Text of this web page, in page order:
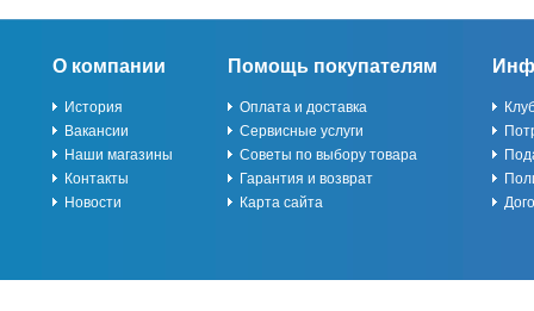
О компании
История
Вакансии
Наши магазины
Контакты
Новости
Помощь покупателям
Оплата и доставка
Сервисные услуги
Советы по выбору товара
Гарантия и возврат
Карта сайта